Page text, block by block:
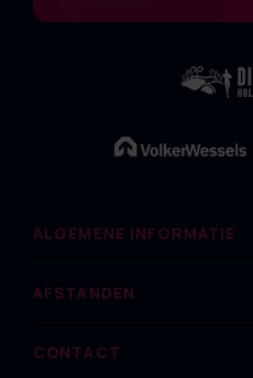
ALGEMENE INFORMATIE
AFSTANDEN
CONTACT